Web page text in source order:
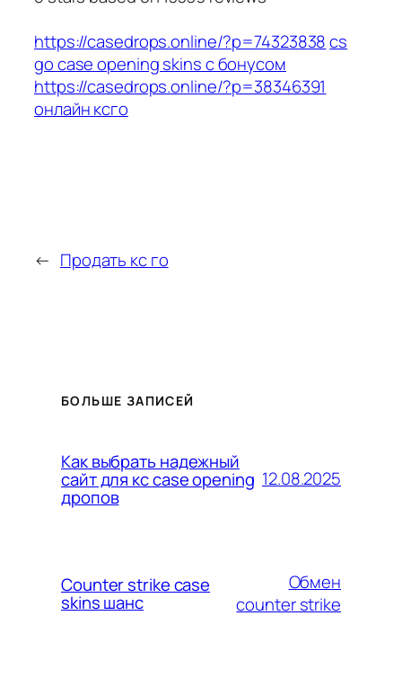
https://casedrops.online/?p=74323838 cs
go case opening skins с бонусом
https://casedrops.online/?p=38346391
онлайн ксго
← Продать кс го
БОЛЬШЕ ЗАПИСЕЙ
Как выбрать надежный
сайт для кс case opening
дропов
12.08.2025
Counter strike case
skins шанс
Обмен
counter strike